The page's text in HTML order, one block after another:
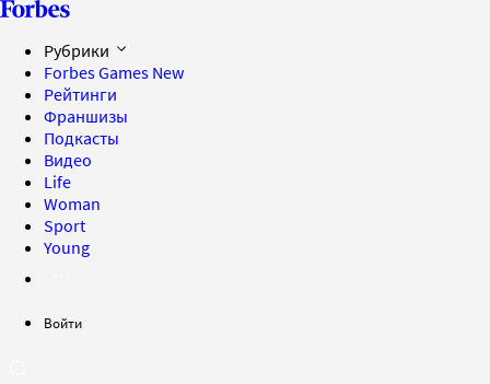
Рубрики
Forbes Games New
Рейтинги
Франшизы
Подкасты
Видео
Life
Woman
Sport
Young
Войти